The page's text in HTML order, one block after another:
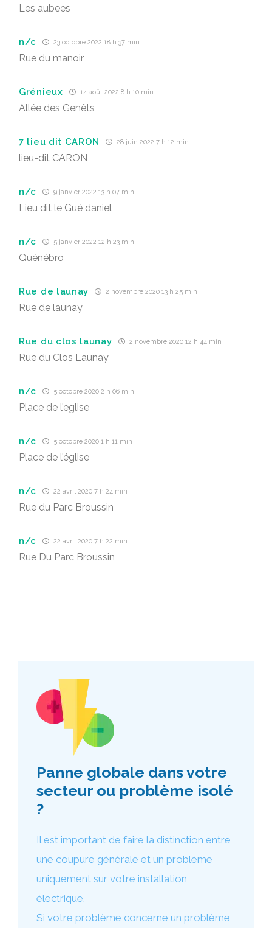
Les aubees
n/c 23 octobre 2022 18 h 37 min
Rue du manoir
Grénieux 14 août 2022 8 h 10 min
Allée des Genêts
7 lieu dit CARON 28 juin 2022 7 h 12 min
lieu-dit CARON
n/c 9 janvier 2022 13 h 07 min
Lieu dit le Gué daniel
n/c 5 janvier 2022 12 h 23 min
Quénébro
Rue de launay 2 novembre 2020 13 h 25 min
Rue de launay
Rue du clos launay 2 novembre 2020 12 h 44 min
Rue du Clos Launay
n/c 5 octobre 2020 2 h 06 min
Place de l’eglise
n/c 5 octobre 2020 1 h 11 min
Place de l’église
n/c 22 avril 2020 7 h 24 min
Rue du Parc Broussin
n/c 22 avril 2020 7 h 22 min
Rue Du Parc Broussin
Panne globale dans votre
secteur ou problème isolé
?
Il est important de faire la distinction entre
une coupure générale et un problème
uniquement sur votre installation
électrique.
Si votre problème concerne un problème